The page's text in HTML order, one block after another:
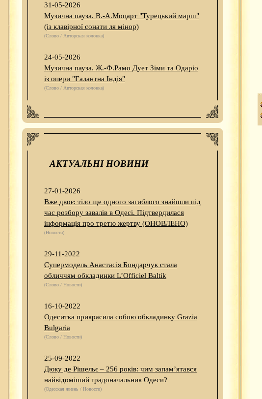
31-05-2026
Музична пауза. В.-А.Моцарт "Турецький марш"
(із клавірної сонати ля мінор)
(Слово / Авторская колонка)
24-05-2026
Музична пауза. Ж.-Ф.Рамо Дует Зіми та Одаріо
із опери "Галантна Індія"
(Слово / Авторская колонка)
АКТУАЛЬНІ НОВИНИ
27-01-2026
Вже двоє: тіло ще одного загиблого знайшли під
час розбору завалів в Одесі. Підтвердилася
інформація про третю жертву (ОНОВЛЕНО)
(Новости)
29-11-2022
Супермодель Анастасія Бондарчук стала
обличчям обкладинки L’Officiel Baltik
(Слово / Новости)
16-10-2022
Одеситка прикрасила собою обкладинку Grazia
Bulgaria
(Слово / Новости)
25-09-2022
Дюку де Рішельє – 256 років: чим запам’ятався
найвідоміший градоначальник Одеси?
(Одесская жизнь / Новости)